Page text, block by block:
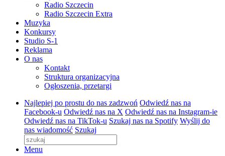
Radio Szczecin
Radio Szczecin Extra
Muzyka
Konkursy
Studio S-1
Reklama
O nas
Kontakt
Struktura organizacyjna
Ogłoszenia, przetargi
Najlepiej po prostu do nas zadzwoń Odwiedź nas na
Facebook-u Odwiedź nas na X Odwiedź nas na Instagram-ie
Odwiedź nas na TikTok-u Szukaj nas na Spotify Wyślij do
nas wiadomość Szukaj
Menu